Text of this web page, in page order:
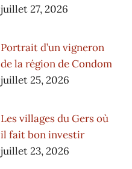
juillet 27, 2026
Portrait d’un vigneron
de la région de Condom
juillet 25, 2026
Les villages du Gers où
il fait bon investir
juillet 23, 2026